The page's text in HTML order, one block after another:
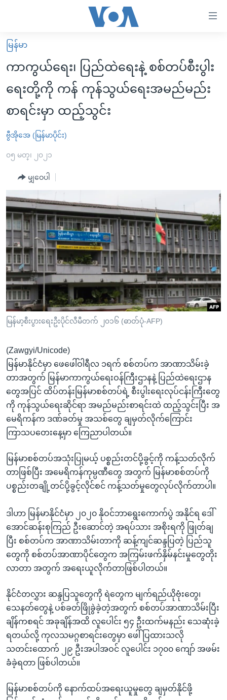
လွယ်ကူ
စေ
Link
များ
ပင်မ
ကျော်
ကြည့်
ရန်
ပင်မ
အ
ညွန်း
စာမျက်နှာ
သို့
ကျော်
ကြည့်
ရန်
ရှာဖွေ
နေရာ
သို့
ကျော်
ရန်
မူလစာမျက်နှာ
မြန်မာ
ကမ္ဘာ့သတင်းများ
နိုင်ငံတကာ
အစ္စရေး-ပါလက်စတိုင်း
ဗွီဒီယို
အင်္ဂလိပ်စာလေ့လာမယ်
အမေရိကန်သုံးအီဒီယံ
မကြေးမုံရဲ့ အင်္ဂလိပ်စာ
ရုပ်ရှင်ထဲက အင်္ဂလိပ်စာ
သုတပဒေသာ အင်္ဂလိပ်စာ
အပတ်စဉ်ကဏ္ဍများ
ရေဒီယို
တီဗွီ
ရေဒီယိုနှင့်ရုပ်သံ အချက်အလက်များ
ရေဒီယို/တီဗွီအစီအစဉ်
Learning English
ဗွီအိုအေ လူမှုကွန်ယက်များ
ဘာသာစကားများ
မြန်မာ
ကာကွယ်ရေး၊ ပြည်ထဲရေးနဲ့ စစ်တပ်စီးပွါး
ရေးတို့ကို ကန် ကုန်သွယ်ရေးအမည်မည်း
စာရင်းမှာ ထည့်သွင်း
ဗွီအိုအေ (မြန်မာပိုင်း)
၀၅ မတ္၊ ၂၀၂၁
မျှဝေပါ
မြန်မာ့စီးပွားရေးဦးပိုင်လီမီတက် ၂၀၁၆ (ဓာတ်ပုံ-AFP)
(Zawgyi/Unicode)
မြန်မာနိုင်ငံမှာ ဖေဖေါ်ဝါရီလ ၁ရက် စစ်တပ်က အာဏာသိမ်းခဲ့
တာအတွက် မြန်မာကာကွယ်ရေးဝန်ကြီးဌာနနဲ့ ပြည်ထဲရေးဌာန
တွေအပြင် ထိပ်တန်းမြန်မာစစ်တပ်ရဲ့ စီးပွါးရေးလုပ်ငန်းကြီးတွေ
ကို ကုန်သွယ်ရေးဆိုင်ရာ အမည်မည်းစာရင်းထဲ ထည့်သွင်းပြီး အ
မေရိကန်က ဒဏ်ခတ်မှု အသစ်တွေ ချမှတ်လိုက်ကြောင်း
ကြာသပတေးနေ့မှာ ကြေညာပါတယ်။
မြန်မာစစ်တပ်အသုံးပြုမယ့် ပစ္စည်းတင်ပို့ခွင့်ကို ကန့်သတ်လိုက်
တာဖြစ်ပြီး အမေရိကန်ကုမ္ပဏီတွေ အတွက် မြန်မာစစ်တပ်ကို
ပစ္စည်းတချို့တင်ပို့ခွင့်လိုင်စင် ကန့်သတ်မှုတွေလုပ်လိုက်တာပါ။
ဒါဟာ မြန်မာနိုင်ငံမှာ ၂၀၂၀ နိုဝင်ဘာရွေးကောက်ပွဲ အနိုင်ရ ဒေါ်
အောင်ဆန်းစုကြည် ဦးဆောင်တဲ့ အရပ်သား အစိုးရကို ဖြုတ်ချ
ပြီး စစ်တပ်က အာဏာသိမ်းတာကို ဆန့်ကျင်ဆန္ဒပြတဲ့ ပြည်သူ
တွေကို စစ်တပ်အာဏာပိုင်တွေက အကြမ်းဖက်နှိမ်နင်းမှုတွေတိုး
လာတာ အတွက် အရေးယူလိုက်တာဖြစ်ပါတယ်။
နိုင်ငံတလွှား ဆန္ဒပြသူတွေကို ရဲတွေက မျက်ရည်ယိုဗုံးတွေ၊
သေနတ်တွေနဲ့ ပစ်ခတ်ဖြိုခွဲခဲ့တဲ့အတွက် စစ်တပ်အာဏာသိမ်းပြီး
ချိန်ကစရင် အခုချိန်အထိ လူပေါင်း ၅၄ ဦးထက်မနည်း သေဆုံးခဲ့
ရတယ်လို့ ကုလသမဂ္ဂစာရင်းတွေမှာ ဖေါ်ပြထားသလို
သတင်းထောက် ၂၉ ဦးအပါအဝင် လူပေါင်း ၁၇၀၀ ကျော် အဖမ်း
ခံခဲ့ရတာ ဖြစ်ပါတယ်။
မြန်မာစစ်တပ်ကို နောက်ထပ်အရေးယူမှုတွေ ချမှတ်နိုင်ဖို့